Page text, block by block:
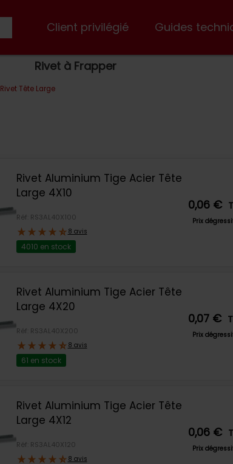
Client privilégié Guides
Rivet à Frapper
Rivet Tête Large
Rivet Aluminium Tige Acier Tête
Large 4X10
Réf: RS3AL40X100
8 avis
4010 en stock
0,06 €
Prix
Rivet Aluminium Tige Acier Tête
Large 4X20
Réf: RS3AL40X200
8 avis
61 en stock
0,07 €
Prix
Rivet Aluminium Tige Acier Tête
Large 4X12
Réf: RS3AL40X120
8 avis
0,06 €
Prix